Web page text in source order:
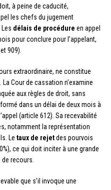
à peine de caducité,
les chefs du jugement
délais de procédure en appel
pour conclure pour l’appelant,
909).
extraordinaire, ne constitue
Cour de cassation n’examine
aux règles de droit, sans
dans un délai de deux mois à
(article 612). Sa recevabilité
notamment la représentation
Le taux de rejetdes pourvois
ce qui doit inciter à une grande
recours.
que s’il invoque une